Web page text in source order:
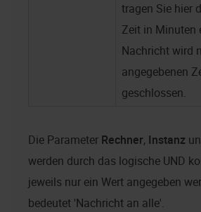
tragen Sie hier
Zeit in Minuten
Nachricht wird
angegebenen
geschlossen.
Die Parameter Rechner, Instanz
werden durch das logische UND
jeweils nur ein Wert angegeben
bedeutet 'Nachricht an alle'.